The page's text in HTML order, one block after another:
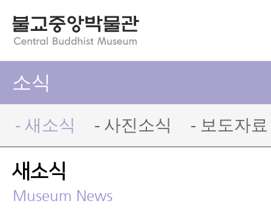
소식
- 새소식 - 사진소식 - 보도자료
새소식
Museum News